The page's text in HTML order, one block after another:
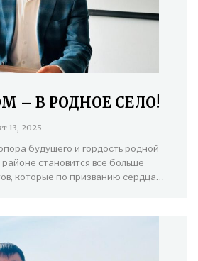
– В РОДНОЕ СЕЛО!
13, 2025
будущего и гордость родной
становится все больше
которые по призванию сердца…